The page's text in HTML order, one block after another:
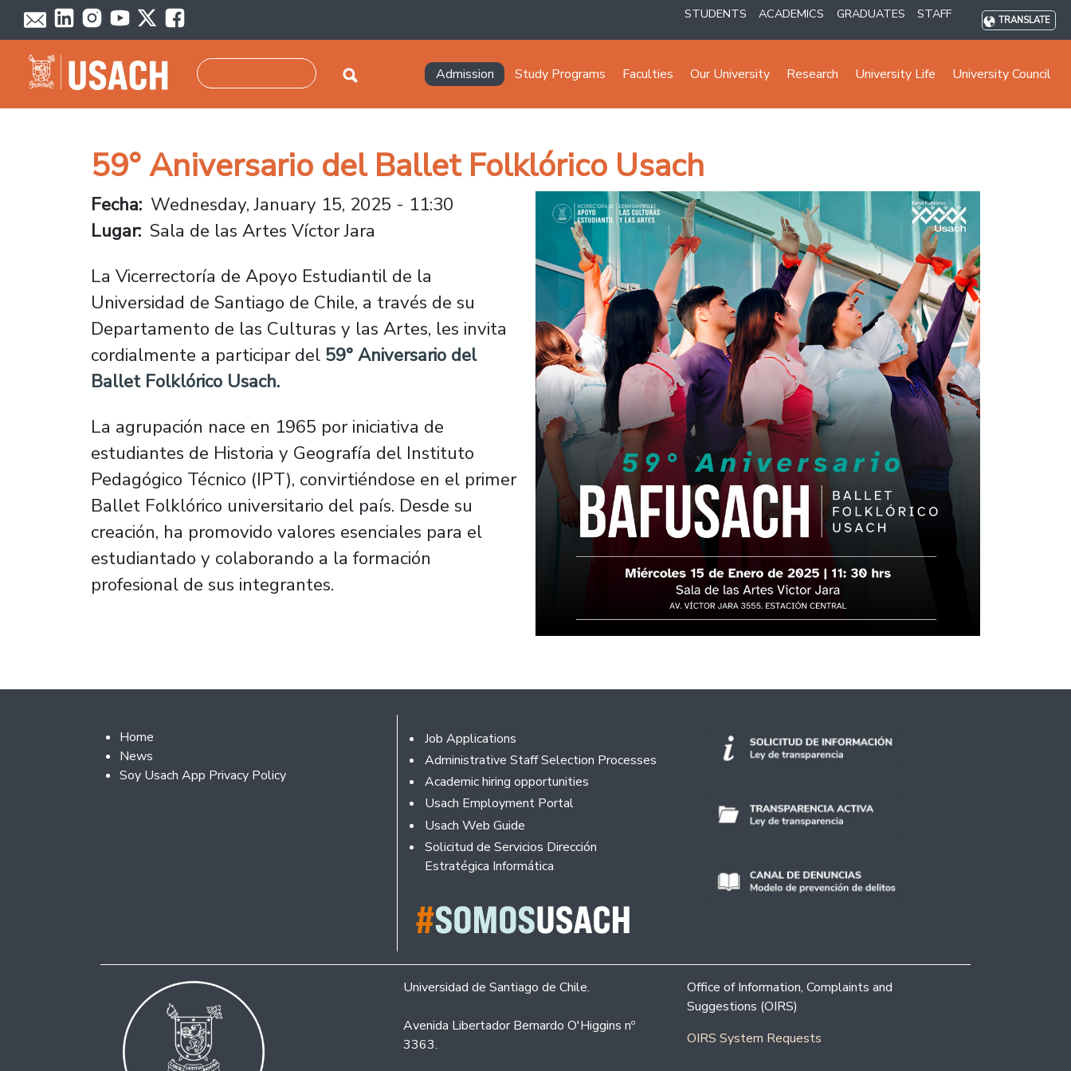
Skip to main content STUDENTS ACADEMICS GRADUATES STAFF TRANSLATE
Navegación principal
Admission Study Programs Faculties Our University Research University Life University Council
59° Aniversario del Ballet Folklórico Usach
Fecha Wednesday, January 15, 2025 - 11:30
Lugar Sala de las Artes Víctor Jara
La Vicerrectoría de Apoyo Estudiantil de la
Universidad de Santiago de Chile, a través de su
Departamento de las Culturas y las Artes, les invita
cordialmente a participar del 59° Aniversario del
Ballet Folklórico Usach.
La agrupación nace en 1965 por iniciativa de
estudiantes de Historia y Geografía del Instituto
Pedagógico Técnico (IPT), convirtiéndose en el primer
Ballet Folklórico universitario del país. Desde su
creación, ha promovido valores esenciales para el
estudiantado y colaborando a la formación
profesional de sus integrantes.
Footer 2
Home
News
Soy Usach App Privacy Policy
Footer
Job Applications
Administrative Staff Selection Processes
Academic hiring opportunities
Usach Employment Portal
Usach Web Guide
Solicitud de Servicios Dirección
Estratégica Informática
Universidad de Santiago de Chile.
Avenida Libertador Bernardo O'Higgins nº
3363.
Office of Information, Complaints and
Suggestions (OIRS)
OIRS System Requests